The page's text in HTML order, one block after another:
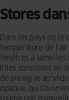
Stores
Dans les pays où le
température de
fenêtres à lamelles
Elles consistent en
de plexiglas
opaque, qui